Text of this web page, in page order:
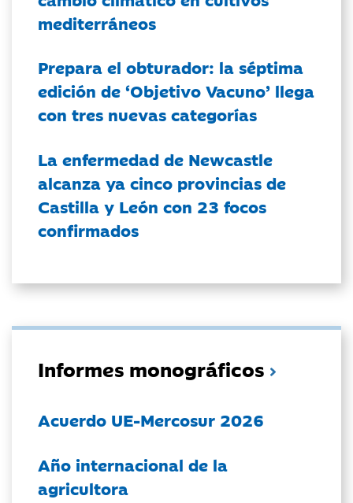
mediterráneos
Prepara el obturador: la séptima
edición de ‘Objetivo Vacuno’ llega
con tres nuevas categorías
La enfermedad de Newcastle
alcanza ya cinco provincias de
Castilla y León con 23 focos
confirmados
Informes monográficos
Acuerdo UE-Mercosur 2026
Año internacional de la
agricultora